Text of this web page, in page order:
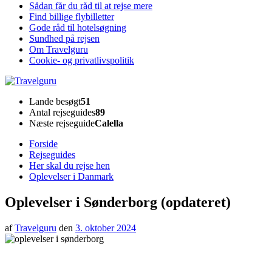
Sådan får du råd til at rejse mere
Find billige flybilletter
Gode råd til hotelsøgning
Sundhed på rejsen
Om Travelguru
Cookie- og privatlivspolitik
TravelguruLande besøgt51
Antal rejseguides89
Næste rejseguideCalella
Forside
Rejseguides
Her skal du rejse hen
Oplevelser i Danmark
Oplevelser i Sønderborg (opdateret)
afTravelguru den 3. oktober 2024